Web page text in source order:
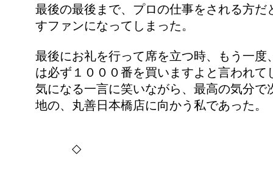
最後の最後まで、プロの仕事をされる方だ
すファンになってしまった。
最後にお礼を行って席を立つ時、もう一度
は必ず１０００番を買いますよと言われて
気になる一言に笑いながら、最高の気分で
地の、丸善日本橋店に向かう私であった。
◇